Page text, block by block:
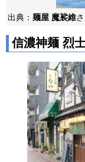
出典： 麺屋 魔裟維
信濃神麺 烈